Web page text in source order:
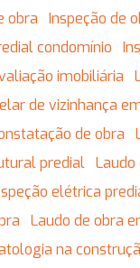
obra
Inspeção de
condomínio
imobiliária
de vizinhança
de obra
predial
elétrica
Laudo de obra
na